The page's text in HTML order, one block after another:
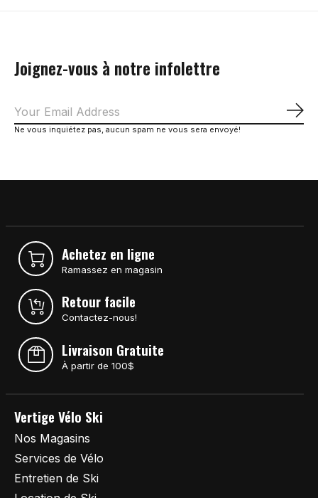
Joignez-vous à notre infolettre
Ne vous inquiétez pas, aucun spam ne vous sera envoyé!
Achetez en ligne
Ramassez en magasin
Retour facile
Contactez-nous!
Livraison Gratuite
À partir de 100$
Vertige Vélo Ski
Nos Magasins
Services de Vélo
Entretien de Ski